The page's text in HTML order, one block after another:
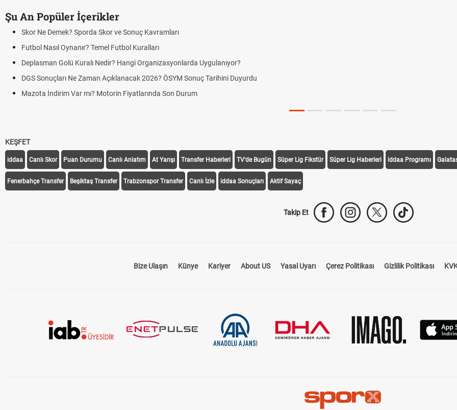
Şu An Popüler İçerikler
Sporda Skor ve Sonuç Kavramları
Oynanır? Temel Futbol Kuralları
Golü Kuralı Nedir? Hangi Organizasyonlarda Uygulanıyor?
Ne Zaman Açıklanacak 2026? ÖSYM Sonuç Tarihini Duyurdu
Var mı? Motorin Fiyatlarında Son Durum
KEŞFET
iddaa Canlı Skor Puan Durumu Canlı Anlatım At Yarışı Transfer Haberleri TV'de Bugün Süper Lig Fikstür Süper Lig Haberleri iddaa Programı
Fenerbahçe Transfer Beşiktaş Transfer Trabzonspor Transfer Canlı İzle iddaa Sonuçları Aktif Sayaç
Takip Et
Bize Ulaşın Künye Kariyer About US Yasal Uyarı Çerez Politikası Gizlilik Politikası